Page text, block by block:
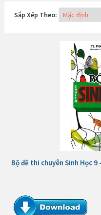
Sắp Xếp Theo:
Bộ đề thi chuyên Sinh Học 9